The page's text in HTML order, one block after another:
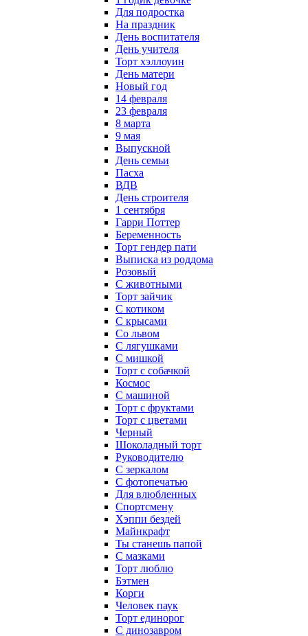
Для подростка
На праздник
День воспитателя
День учителя
Торт хэллоуин
День матери
Новый год
14 февраля
23 февраля
8 марта
9 мая
Выпускной
День семьи
Пасха
ВДВ
День строителя
1 сентября
Гарри Поттер
Беременность
Торт гендер пати
Выписка из роддома
Розовый
С животными
Торт зайчик
С котиком
С крысами
Со львом
С лягушками
С мишкой
Торт с собачкой
Космос
С машиной
Торт с фруктами
Торт с цветами
Черный
Шоколадный торт
Руководителю
С зеркалом
С фотопечатью
Для влюбленных
Спортсмену
Хэппи бездей
Майнкрафт
Ты станешь папой
С мазками
Торт люблю
Бэтмен
Корги
Человек паук
Торт единорог
С динозавром